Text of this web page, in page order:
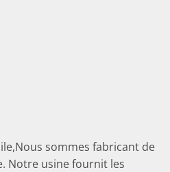
sommes fabricant de
Notre usine fournit les